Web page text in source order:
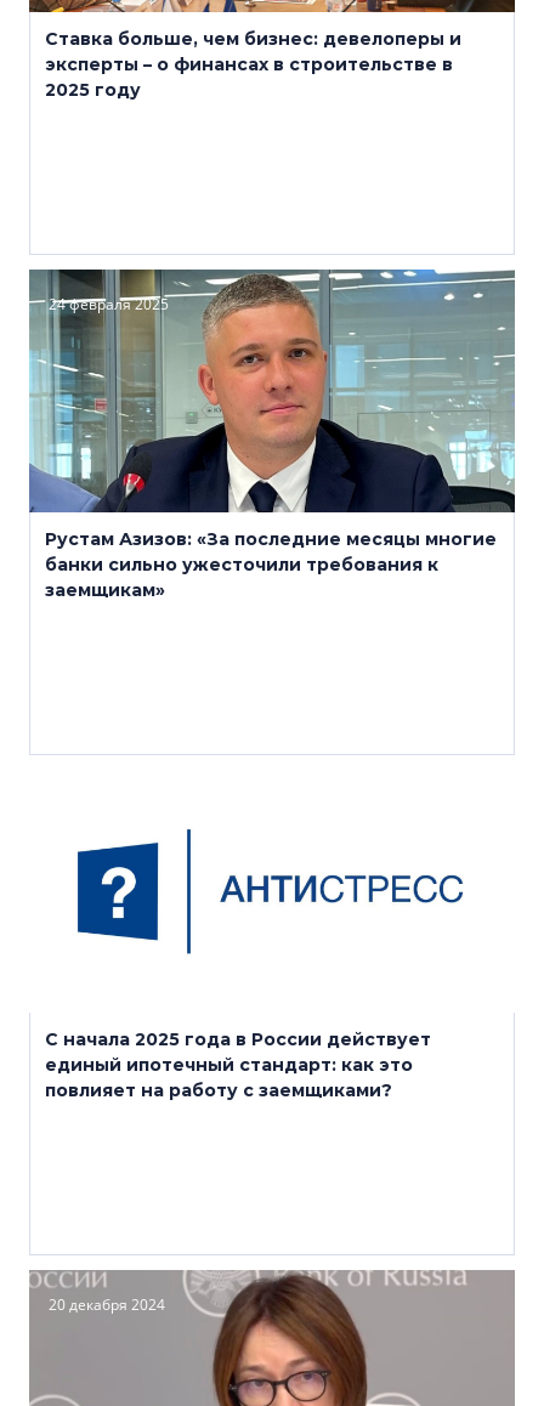
Ставка больше, чем бизнес: девелоперы и
эксперты – о финансах в строительстве в
2025 году
24 февраля 2025
Рустам Азизов: «За последние месяцы многие
банки сильно ужесточили требования к
заемщикам»
С начала 2025 года в России действует
единый ипотечный стандарт: как это
повлияет на работу с заемщиками?
20 декабря 2024